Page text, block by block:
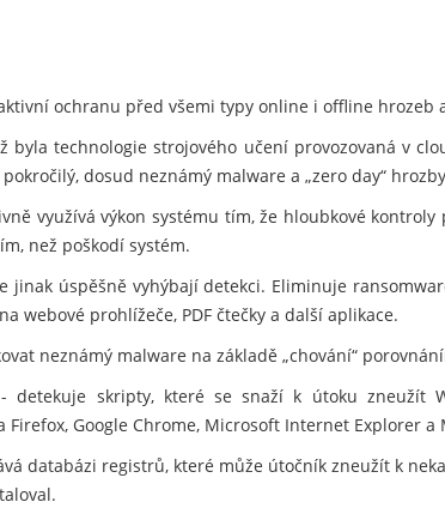
ochranu před všemi typy online i offline hrozeb
technologie strojového učení provozovaná v
dosud neznámý malware a „zero day“
využívá výkon systému tím, že hloubkové
než poškodí systém.
jinak úspěšně vyhýbají detekci. Eliminuje
webové prohlížeče, PDF čtečky a další aplikace.
neznámý malware na základě „chování“
- detekuje skripty, které se snaží k útoku zneužít
Google Chrome, Microsoft Internet Explorer a
databázi registrů, které může útočník zneužít k